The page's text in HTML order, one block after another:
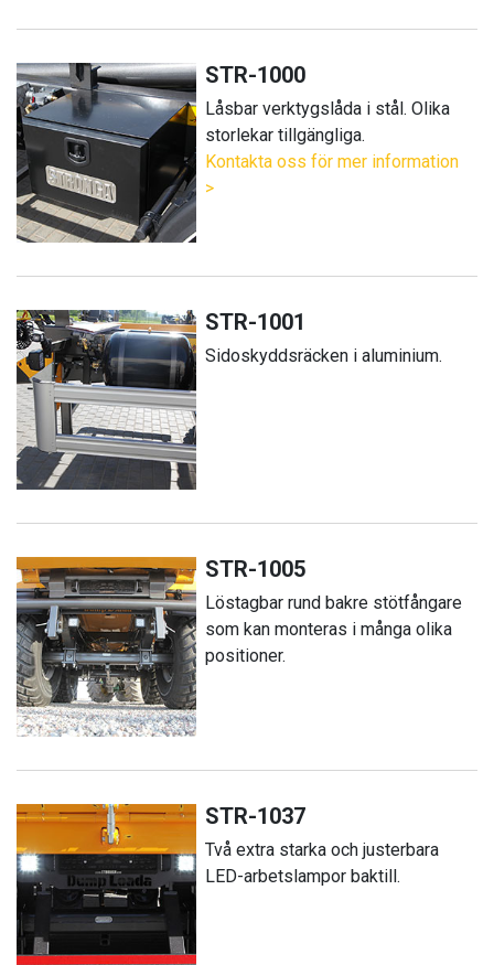
STR-1000
Låsbar verktygslåda i stål. Olika
storlekar tillgängliga.
Kontakta oss för mer information
>
STR-1001
Sidoskyddsräcken i aluminium.
STR-1005
Löstagbar rund bakre stötfångare
som kan monteras i många olika
positioner.
STR-1037
Två extra starka och justerbara
LED-arbetslampor baktill.